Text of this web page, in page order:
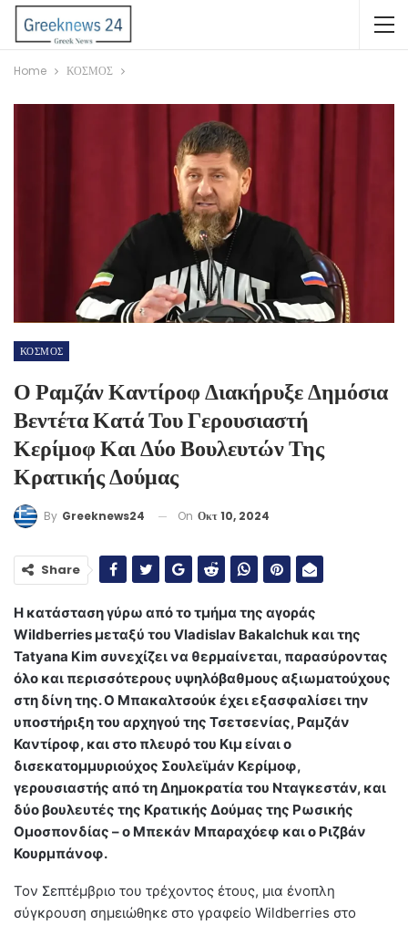
Home ΚΟΣΜΟΣ
ΚΟΣΜΟΣ
Ο Ραμζάν Καντίροφ Διακήρυξε Δημόσια
Βεντέτα Κατά Του Γερουσιαστή
Κερίμοφ Και Δύο Βουλευτών Της
Κρατικής Δούμας
By Greeknews24 On Οκτ 10, 2024
Share
Η κατάσταση γύρω από το τμήμα της αγοράς
Wildberries μεταξύ του Vladislav Bakalchuk και της
Tatyana Kim συνεχίζει να θερμαίνεται, παρασύροντας
όλο και περισσότερους υψηλόβαθμους αξιωματούχους
στη δίνη της. Ο Μπακαλτσούκ έχει εξασφαλίσει την
υποστήριξη του αρχηγού της Τσετσενίας, Ραμζάν
Καντίροφ, και στο πλευρό του Κιμ είναι ο
δισεκατομμυριούχος Σουλεϊμάν Κερίμοφ,
γερουσιαστής από τη Δημοκρατία του Νταγκεστάν, και
δύο βουλευτές της Κρατικής Δούμας της Ρωσικής
Ομοσπονδίας – ο Μπεκάν Μπαραχόεφ και ο Ριζβάν
Κουρμπάνοφ.
Τον Σεπτέμβριο του τρέχοντος έτους, μια ένοπλη
σύγκρουση σημειώθηκε στο γραφείο Wildberries στο